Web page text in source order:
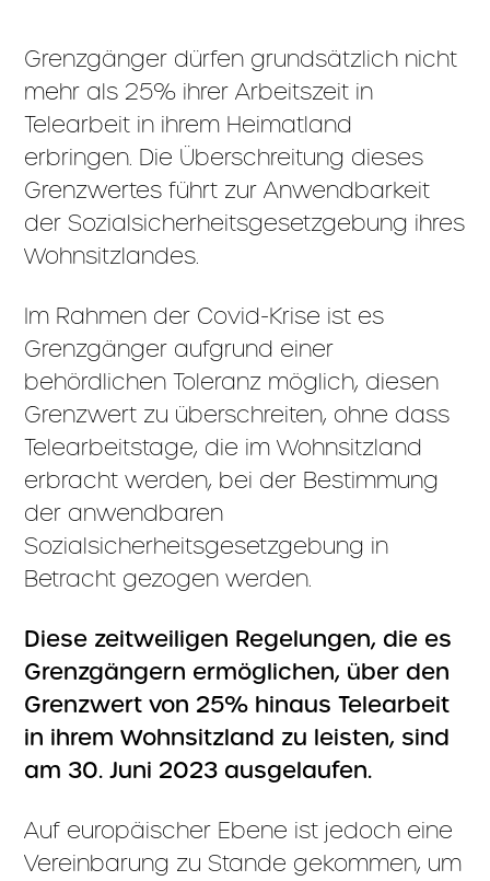
Grenzgänger dürfen grundsätzlich nicht
mehr als 25% ihrer Arbeitszeit in
Telearbeit in ihrem Heimatland
erbringen. Die Überschreitung dieses
Grenzwertes führt zur Anwendbarkeit
der Sozialsicherheitsgesetzgebung ihres
Wohnsitzlandes.
Im Rahmen der Covid-Krise ist es
Grenzgänger aufgrund einer
behördlichen Toleranz möglich, diesen
Grenzwert zu überschreiten, ohne dass
Telearbeitstage, die im Wohnsitzland
erbracht werden, bei der Bestimmung
der anwendbaren
Sozialsicherheitsgesetzgebung in
Betracht gezogen werden.
Diese zeitweiligen Regelungen, die es
Grenzgängern ermöglichen, über den
Grenzwert von 25% hinaus Telearbeit
in ihrem Wohnsitzland zu leisten, sind
am 30. Juni 2023 ausgelaufen.
Auf europäischer Ebene ist jedoch eine
Vereinbarung zu Stande gekommen, um